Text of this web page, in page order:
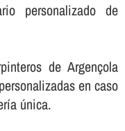
personalizado de
de Argençola
en caso
única.